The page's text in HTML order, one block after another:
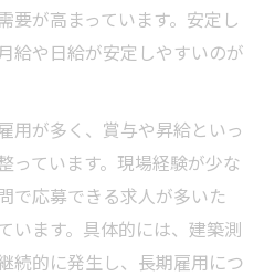
要が高まっています。安定し
給や日給が安定しやすいのが
用が多く、賞与や昇給といっ
っています。現場経験が少な
で応募できる求人が多いた
います。具体的には、建築測
続的に発生し、長期雇用につ